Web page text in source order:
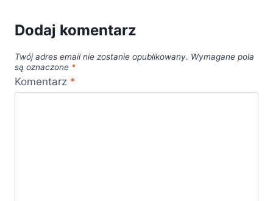
Dodaj komentarz
Twój adres email nie zostanie opublikowany. Wymagane pola
są oznaczone *
Komentarz *